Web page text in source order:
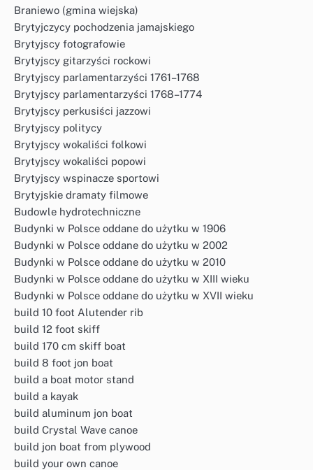
Braniewo (gmina wiejska)
Brytyjczycy pochodzenia jamajskiego
Brytyjscy fotografowie
Brytyjscy gitarzyści rockowi
Brytyjscy parlamentarzyści 1761–1768
Brytyjscy parlamentarzyści 1768–1774
Brytyjscy perkusiści jazzowi
Brytyjscy politycy
Brytyjscy wokaliści folkowi
Brytyjscy wokaliści popowi
Brytyjscy wspinacze sportowi
Brytyjskie dramaty filmowe
Budowle hydrotechniczne
Budynki w Polsce oddane do użytku w 1906
Budynki w Polsce oddane do użytku w 2002
Budynki w Polsce oddane do użytku w 2010
Budynki w Polsce oddane do użytku w XIII wieku
Budynki w Polsce oddane do użytku w XVII wieku
build 10 foot Alutender rib
build 12 foot skiff
build 170 cm skiff boat
build 8 foot jon boat
build a boat motor stand
build a kayak
build aluminum jon boat
build Crystal Wave canoe
build jon boat from plywood
build your own canoe